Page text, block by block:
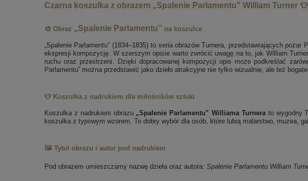
Czarna koszulka z obrazem „Spalenie Parlamentu” William Turner 👕
🎨 Obraz „Spalenie Parlamentu” na koszulce
„Spalenie Parlamentu” (1834–1835) to seria obrazów Turnera, przedstawiających
ekspresji kompozycję. W szerszym opisie warto zwrócić uwagę na to, jak William
ruchu oraz przestrzeni. Dzięki dopracowanej kompozycji opis może podkreślać
Parlamentu” można przedstawić jako dzieło atrakcyjne nie tylko wizualnie, ale też
👕 Koszulka z nadrukiem dla miłośników sztuki
Koszulka z nadrukiem obrazu „Spalenie Parlamentu” Williama Turnerato wygodny
koszulka z typowym wzorem. To dobry wybór dla osób, które lubią malarstwo, muzea,
🖼️ Tytuł obrazu i autor pod nadrukiem
Pod obrazem umieszczamy nazwę dzieła oraz autora: Spalenie Parlamentu William